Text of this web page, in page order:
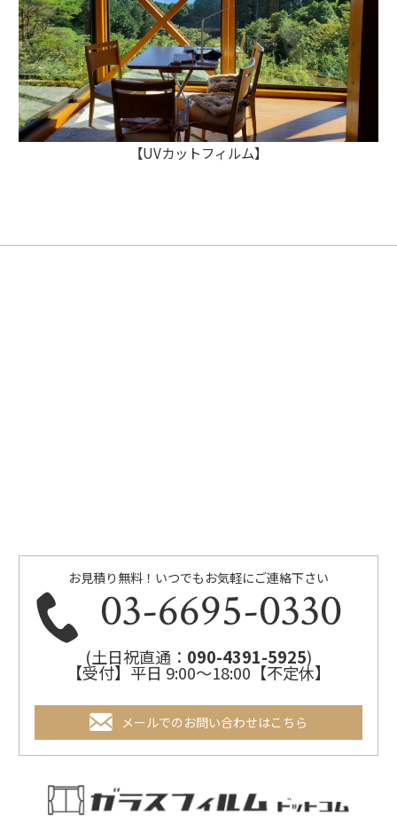
【UVカットフィルム】
お見積り無料！いつでもお気軽にご連絡下さい
03-6695-0330
(土日祝直通： 090-4391-5925)
【受付】平日 9:00～18:00【不定休】
メールでのお問い合わせはこちら